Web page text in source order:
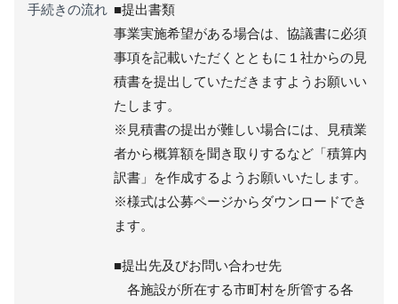
手続きの流れ ■提出書類
事業実施希望がある場合は、協議書に必須
事項を記載いただくとともに１社からの見
積書を提出していただきますようお願いい
たします。
※見積書の提出が難しい場合には、見積業
者から概算額を聞き取りするなど「積算内
訳書」を作成するようお願いいたします。
※様式は公募ページからダウンロードでき
ます。
■提出先及びお問い合わせ先
各施設が所在する市町村を所管する各